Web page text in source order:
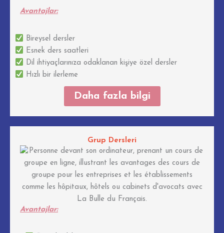
Avantajlar:
Bireysel dersler
Esnek ders saatleri
Dil ihtiyaçlarınıza odaklanan kişiye özel dersler​
Hızlı bir ilerleme
Daha fazla bilgi
Grup Dersleri
Avantajlar: